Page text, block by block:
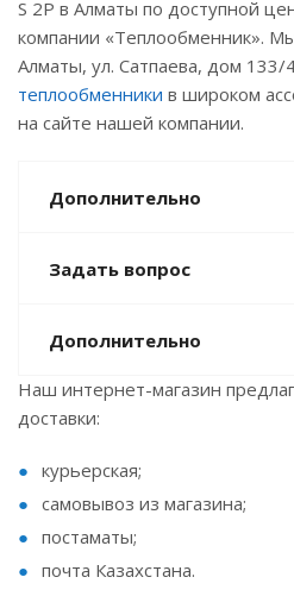
S 2P в Алматы по доступной
компании «Теплообменник».
Алматы, ул. Сатпаева, дом 133/
теплообменники в широком
на сайте нашей компании.
Дополнительно
Задать вопрос
Дополнительно
Наш интернет-магазин
доставки:
курьерская;
самовывоз из магазина;
постаматы;
почта Казахстана.